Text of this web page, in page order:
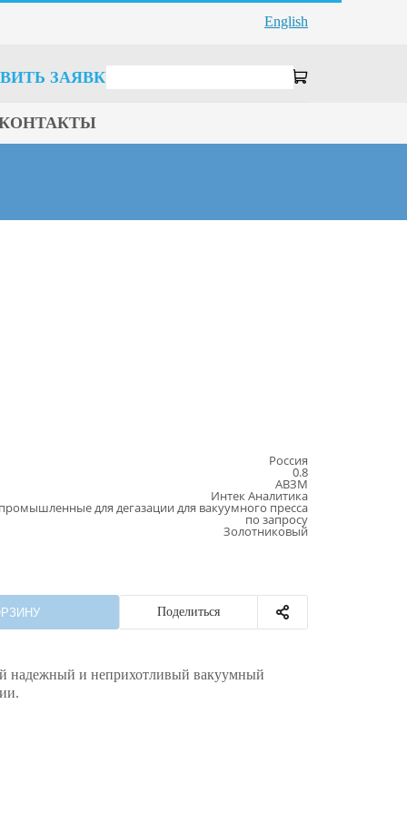
English
ЗАЯВКУ
Россия
0.8
АВЗМ
Интек Аналитика
для дегазации для вакуумного пресса
по запросу
Золотниковый
Поделиться
надежный и неприхотливый вакуумный